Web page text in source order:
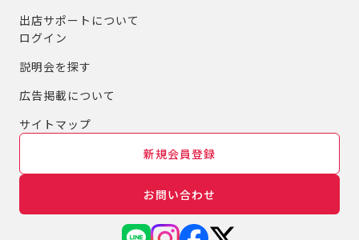
出店サポートについて
ログイン
説明会を探す
広告掲載について
サイトマップ
新規会員登録
お問い合わせ